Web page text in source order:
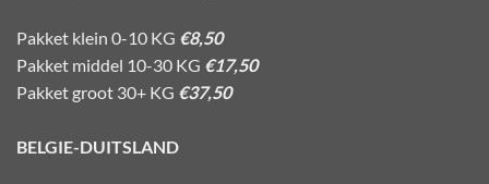
Pakket klein 0-10 KG €8,50
Pakket middel 10-30 KG €17,50
Pakket groot 30+ KG €37,50
BELGIE-DUITSLAND